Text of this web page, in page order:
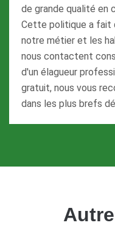
de grande qualité en
Cette politique a fait
notre métier et les
nous contactent
d'un élagueur
gratuit, nous vous
dans les plus brefs